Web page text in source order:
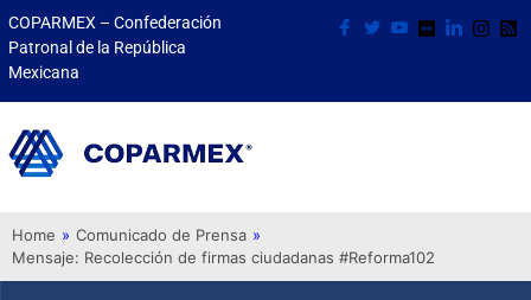
COPARMEX – Confederación
Patronal de la República
Mexicana
Home » Comunicado de Prensa »
Mensaje: Recolección de firmas ciudadanas #Reforma102